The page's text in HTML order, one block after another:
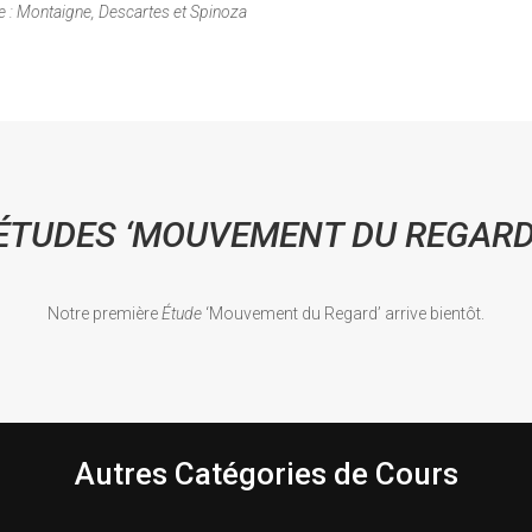
: Montaigne, Descartes et Spinoza
‘MOUVEMENT DU
Notre premièreÉtude ‘Mouvement du Regard’ arrive bientôt.
Autres Catégories de Cours